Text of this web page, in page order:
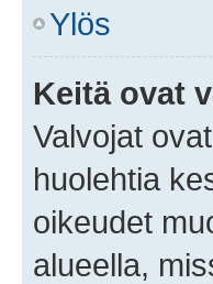
Ylös
Keitä ovat
Valvojat
huolehtia
oikeudet
alueella,